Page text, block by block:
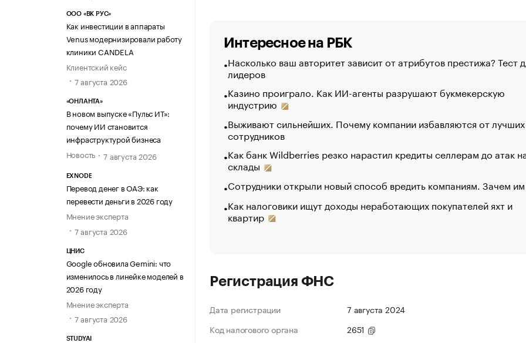
ООО «ВК РУС»
Как инвестиции в аппараты
Venus модернизировали работу
клиники CANDELA
Клиентский кейс
7 августа 2026
«ОНЛАНТА»
В новом выпуске «Пульс ИТ»:
почему ИИ становится
инфраструктурой бизнеса
Новость
7 августа 2026
EXNODE
Перевод денег в ОАЭ: как
перевести деньги в 2026 году
Мнение эксперта
7 августа 2026
ЦНИС
Google обновила Gemini: что
изменилось в линейке моделей в
2026 году
Мнение эксперта
7 августа 2026
STUDYAI
Интересное на РБК
Насколько ваш авторитет зависит от атрибутов престижа? Тест
лидеров
Казино проиграло. Как ИИ-агенты разрушают букмекерскую
индустрию
Выживают сильнейших. Почему компании избавляются от лучших
сотрудников
Как банк Wildberries резко нарастил кредиты селлерам до атак
склады
Сотрудники открыли новый способ вредить компаниям. Зачем
Как налоговики ищут доходы неработающих покупателей яхт и
квартир
Регистрация ФНС
Дата регистрации
7 августа 2024
Код налогового органа
2651